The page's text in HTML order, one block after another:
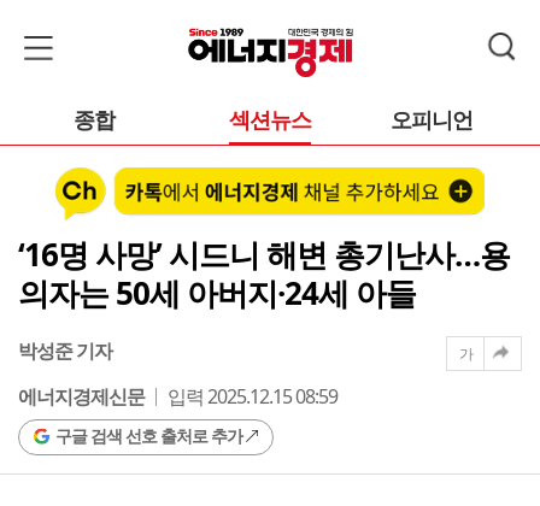
종합 섹션뉴스 오피니언
‘16명 사망’ 시드니 해변 총기난사…용
의자는 50세 아버지·24세 아들
박성준 기자
에너지경제신문
입력 2025.12.15 08:59
구글 검색 선호 출처로 추가
가